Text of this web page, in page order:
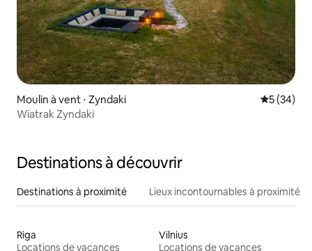
Moulin à vent ⋅ Zyndaki
5 (34)
Wiatrak Zyndaki
Destinations à découvrir
Destinations à proximité Lieux incontournables à proximité
Riga
Locations de vacances
Vilnius
Locations de vacances